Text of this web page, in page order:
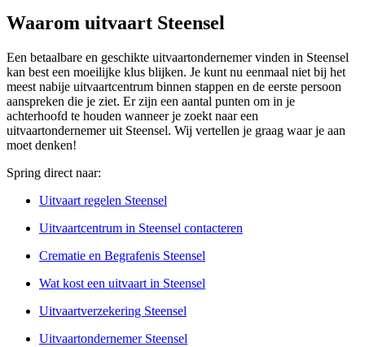
Waarom uitvaart Steensel
Een betaalbare en geschikte uitvaartondernemer vinden in Steensel
kan best een moeilijke klus blijken. Je kunt nu eenmaal niet bij het
meest nabije uitvaartcentrum binnen stappen en de eerste persoon
aanspreken die je ziet. Er zijn een aantal punten om in je
achterhoofd te houden wanneer je zoekt naar een
uitvaartondernemer uit Steensel. Wij vertellen je graag waar je aan
moet denken!
Spring direct naar:
Uitvaart regelen Steensel
Uitvaartcentrum in Steensel contacteren
Crematie en Begrafenis Steensel
Wat kost een uitvaart in Steensel
Uitvaartverzekering Steensel
Uitvaartondernemer Steensel